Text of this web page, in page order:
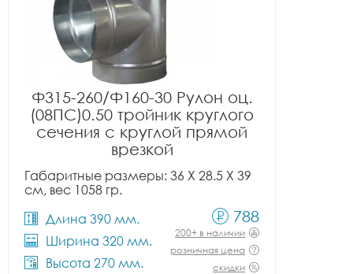
Ф315-260/Ф160-30 Рулон оц.
(08ПС)0.50 тройник круглого
сечения с круглой прямой
врезкой
Габаритные размеры: 36 X 28.5 X 39
см, вес 1058 гр.
Длина 390 мм.
Ширина 320 мм.
Высота 270 мм.
788
200+ в наличии
розничная цена
скидки